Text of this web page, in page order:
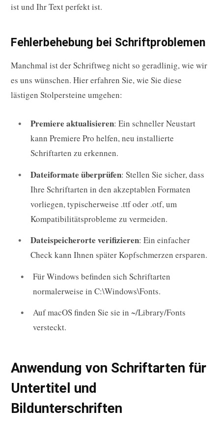
ist und Ihr Text perfekt ist.
Fehlerbehebung bei Schriftproblemen
Manchmal ist der Schriftweg nicht so geradlinig, wie wir
es uns wünschen. Hier erfahren Sie, wie Sie diese
lästigen Stolpersteine umgehen:
Premiere aktualisieren: Ein schneller Neustart
kann Premiere Pro helfen, neu installierte
Schriftarten zu erkennen.
Dateiformate überprüfen: Stellen Sie sicher, dass
Ihre Schriftarten in den akzeptablen Formaten
vorliegen, typischerweise .ttf oder .otf, um
Kompatibilitätsprobleme zu vermeiden.
Dateispeicherorte verifizieren: Ein einfacher
Check kann Ihnen später Kopfschmerzen ersparen.
Für Windows befinden sich Schriftarten
normalerweise in C:\Windows\Fonts.
Auf macOS finden Sie sie in ~/Library/Fonts
versteckt.
Anwendung von Schriftarten für
Untertitel und
Bildunterschriften